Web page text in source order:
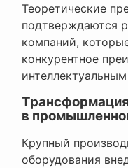
Теоретические
подтверждаются
компаний,
конкурентное
в
Крупный
оборудования